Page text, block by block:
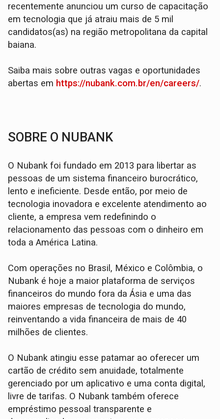
recentemente anunciou um curso de capacitação
em tecnologia que já atraiu mais de 5 mil
candidatos(as) na região metropolitana da capital
baiana.
Saiba mais sobre outras vagas e oportunidades
abertas em https://nubank.com.br/en/careers/.
SOBRE O NUBANK
O Nubank foi fundado em 2013 para libertar as
pessoas de um sistema financeiro burocrático,
lento e ineficiente. Desde então, por meio de
tecnologia inovadora e excelente atendimento ao
cliente, a empresa vem redefinindo o
relacionamento das pessoas com o dinheiro em
toda a América Latina.
Com operações no Brasil, México e Colômbia, o
Nubank é hoje a maior plataforma de serviços
financeiros do mundo fora da Ásia e uma das
maiores empresas de tecnologia do mundo,
reinventando a vida financeira de mais de 40
milhões de clientes.
O Nubank atingiu esse patamar ao oferecer um
cartão de crédito sem anuidade, totalmente
gerenciado por um aplicativo e uma conta digital,
livre de tarifas. O Nubank também oferece
empréstimo pessoal transparente e